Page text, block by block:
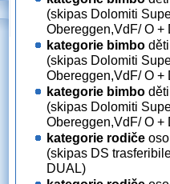
(skipas Dolomiti
Obereggen,VdF/ O +
kategorie bimbo
(skipas Dolomiti
Obereggen,VdF/ O +
kategorie bimbo
(skipas Dolomiti
Obereggen,VdF/ O +
kategorie rodiče
(skipas DS
DUAL)